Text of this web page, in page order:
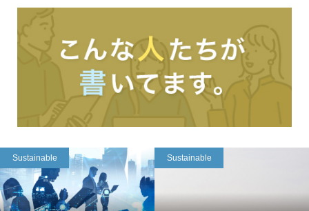
Sustainable Sustainable